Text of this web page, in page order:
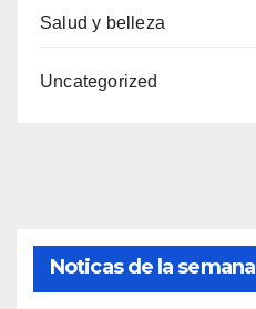
Salud y belleza
Uncategorized
Noticas de la semana